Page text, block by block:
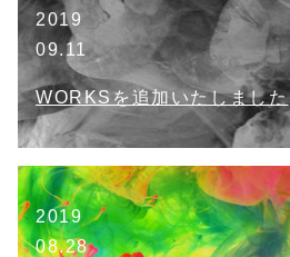
2019
09.11
WORKSを追加いたしました
2019
08.28